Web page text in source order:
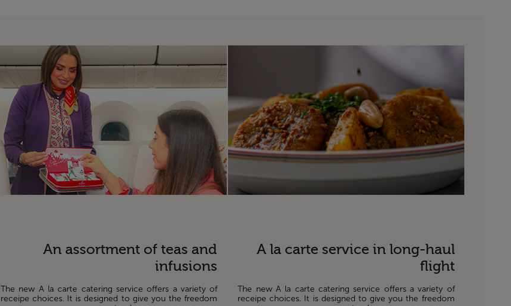
A la carte service in long-haul
flight
The new A la carte catering service offers a variety of
receipe choices. It is designed to give you the freedom
An assortment of teas and
infusions
The new A la carte catering service offers a variety of
receipe choices. It is designed to give you the freedom